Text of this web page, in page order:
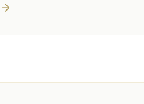
arrow_forward